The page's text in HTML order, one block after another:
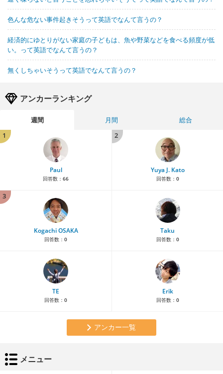
色んな危ない事件起きそうって英語でなんて言うの？
経済的にゆとりがない家庭の子どもは、魚や野菜などを食べる頻度が低
い。って英語でなんて言うの？
無くしちゃいそうって英語でなんて言うの？
アンカーランキング
週間 月間
総合
1
Paul
回答数： 66
2
Yuya J. Kato
回答数： 0
3
Kogachi OSAKA
回答数： 0
Taku
回答数： 0
TE
回答数： 0
Erik
回答数： 0
アンカー一覧
メニュー